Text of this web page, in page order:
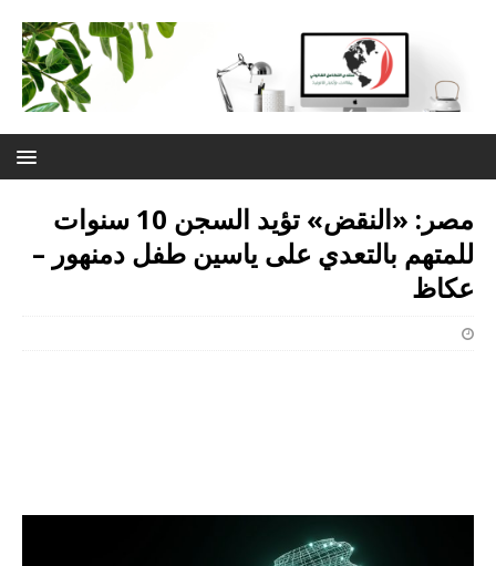
مصر: «النقض» تؤيد السجن 10 سنوات
للمتهم بالتعدي على ياسين طفل دمنهور –
عكاظ